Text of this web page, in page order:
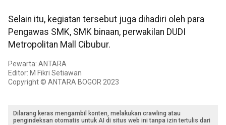
Selain itu, kegiatan tersebut juga dihadiri oleh para
Pengawas SMK, SMK binaan, perwakilan DUDI
Metropolitan Mall Cibubur.
Pewarta: ANTARA
Editor: M Fikri Setiawan
Copyright © ANTARA BOGOR 2023
Dilarang keras mengambil konten, melakukan crawling atau
pengindeksan otomatis untuk AI di situs web ini tanpa izin tertulis dari